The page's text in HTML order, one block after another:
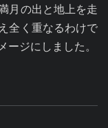
月の出と地上を走
全く重なるわけで
ジにしました。